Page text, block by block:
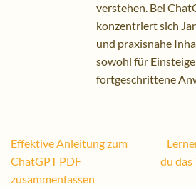
verstehen. Bei
konzentriert sich
und praxisnahe
sowohl für
fortgeschrittene
Effektive Anleitung zum
ChatGPT PDF
zusammenfassen
du das